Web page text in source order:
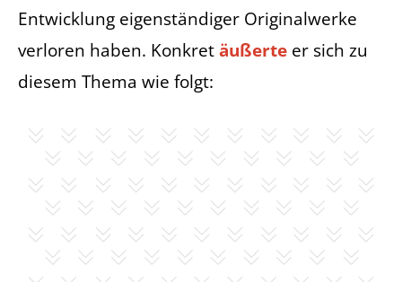
Entwicklung eigenständiger Originalwerke
verloren haben. Konkretäußerte er sich zu
diesem Thema wie folgt: